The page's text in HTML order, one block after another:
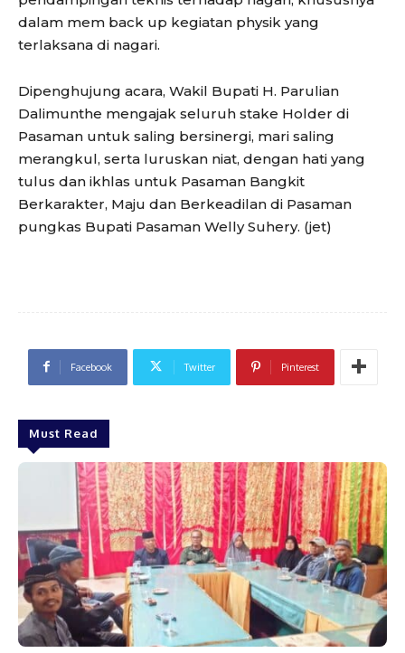
dalam mem back up kegiatan physik yang
terlaksana di nagari.
Dipenghujung acara, Wakil Bupati H. Parulian
Dalimunthe mengajak seluruh stake Holder di
Pasaman untuk saling bersinergi, mari saling
merangkul, serta luruskan niat, dengan hati yang
tulus dan ikhlas untuk Pasaman Bangkit
Berkarakter, Maju dan Berkeadilan di Pasaman
pungkas Bupati Pasaman Welly Suhery. (jet)
Facebook Twitter Pinterest
Must Read